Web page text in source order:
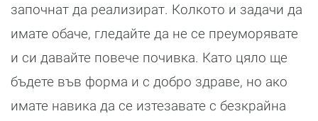
започнат да реализират. Колкото и задачи да
имате обаче, гледайте да не се преуморявате
и си давайте повече почивка. Като цяло ще
бъдете във форма и с добро здраве, но ако
имате навика да се изтезавате с безкрайна